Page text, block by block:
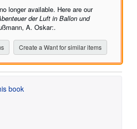
longer available. Here are our
der Luft in Ballon und
A. Oskar:.
Create a Want for similar items
book